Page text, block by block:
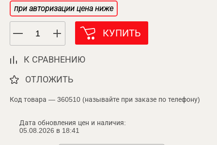
при авторизации цена ниже
КУПИТЬ
К СРАВНЕНИЮ
ОТЛОЖИТЬ
Код товара — 360510 (называйте при заказе по телефону)
Дата обновления цен и наличия:
05.08.2026 в 18:41